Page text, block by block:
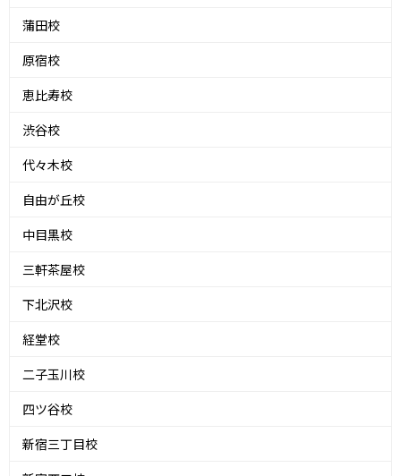
蒲田校
原宿校
恵比寿校
渋谷校
代々木校
自由が丘校
中目黒校
三軒茶屋校
下北沢校
経堂校
二子玉川校
四ツ谷校
新宿三丁目校